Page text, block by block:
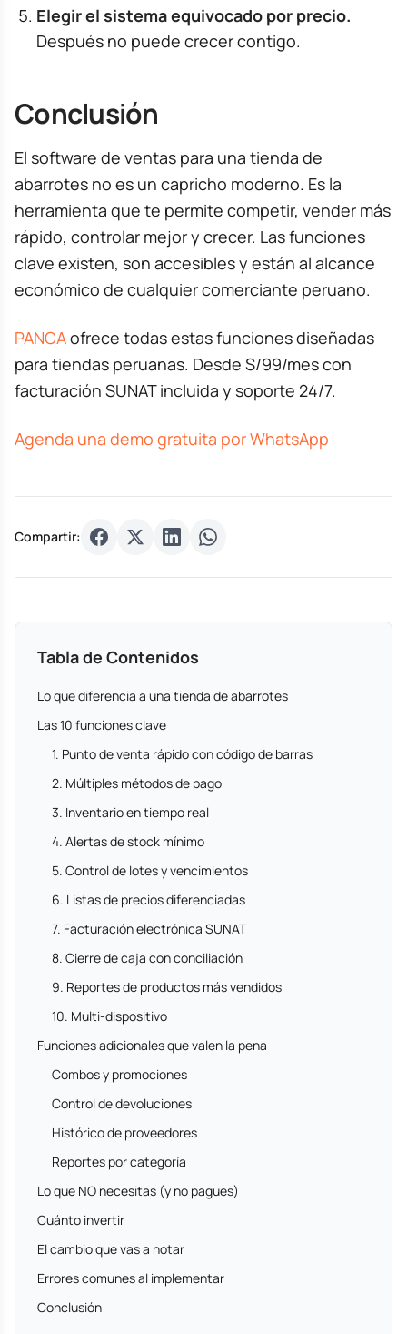
Elegir el sistema equivocado por precio.
Después no puede crecer contigo.
Conclusión
El software de ventas para una tienda de
abarrotes no es un capricho moderno. Es la
herramienta que te permite competir, vender más
rápido, controlar mejor y crecer. Las funciones
clave existen, son accesibles y están al alcance
económico de cualquier comerciante peruano.
PANCAofrece todas estas funciones diseñadas
para tiendas peruanas. Desde S/99/mes con
facturación SUNAT incluida y soporte 24/7.
Agenda una demo gratuita por WhatsApp
Compartir:
Tabla de Contenidos
Lo que diferencia a una tienda de abarrotes
Las 10 funciones clave
1. Punto de venta rápido con código de barras
2. Múltiples métodos de pago
3. Inventario en tiempo real
4. Alertas de stock mínimo
5. Control de lotes y vencimientos
6. Listas de precios diferenciadas
7. Facturación electrónica SUNAT
8. Cierre de caja con conciliación
9. Reportes de productos más vendidos
10. Multi-dispositivo
Funciones adicionales que valen la pena
Combos y promociones
Control de devoluciones
Histórico de proveedores
Reportes por categoría
Lo que NO necesitas (y no pagues)
Cuánto invertir
El cambio que vas a notar
Errores comunes al implementar
Conclusión